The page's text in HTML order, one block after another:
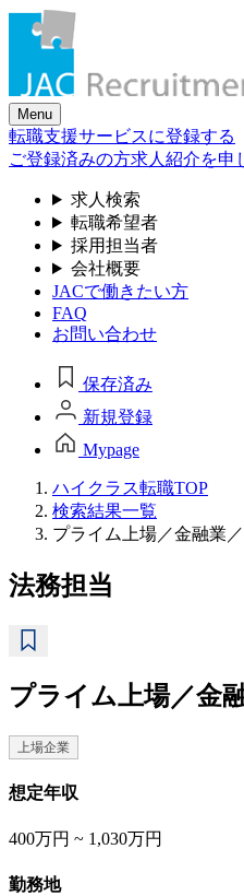
Menu
転職支援サービスに登録する
ご登録済みの方求人紹介を申
求人検索
転職希望者
採用担当者
会社概要
JACで働きたい方
FAQ
お問い合わせ
保存済み
新規登録
Mypage
ハイクラス転職TOP
検索結果一覧
プライム上場／金融業
法務担当
プライム上場／金
上場企業
想定年収
400万円 ~ 1,030万円
勤務地